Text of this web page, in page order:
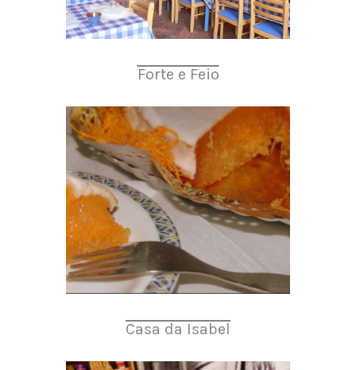
Forte e Feio
Casa da Isabel